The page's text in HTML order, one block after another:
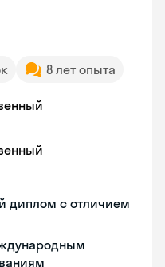
8 лет опыта
диплом с отличием